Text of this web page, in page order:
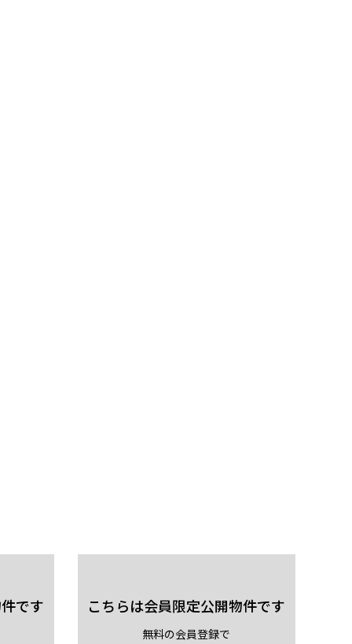
です こちらは会員限定公開物件です
無料の会員登録で